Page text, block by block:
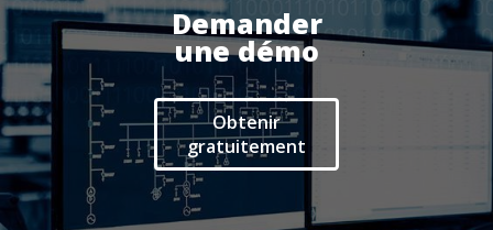
Demander
une démo
Obtenir
gratuitement
Migration
Produit
Logiciel de supervision
Logiciel de télésurveillance